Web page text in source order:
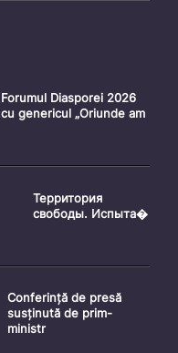
Forumul Diasporei 2026
cu genericul „Oriunde am
Территория
свободы. Испыта�
Conferință de presă
susținută de prim-
ministr